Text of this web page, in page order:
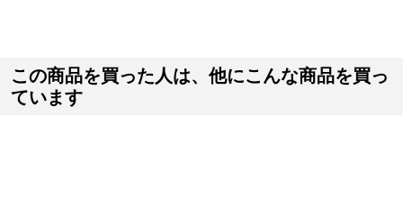
この商品を買った人は、他にこんな商品を買っ
ています